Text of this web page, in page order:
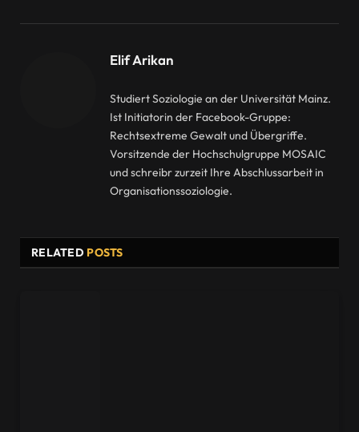
Elif Arikan
Studiert Soziologie an der Universität Mainz.
Ist Initiatorin der Facebook-Gruppe:
Rechtsextreme Gewalt und Übergriffe.
Vorsitzende der Hochschulgruppe MOSAIC
und schreibr zurzeit Ihre Abschlussarbeit in
Organisationssoziologie.
RELATED POSTS